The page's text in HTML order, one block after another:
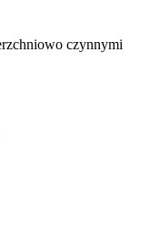
czynnymi